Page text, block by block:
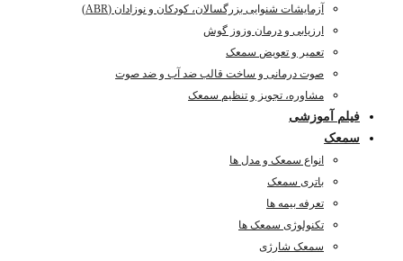
آزمایشات شنوایی بزرگسالان، کودکان و نوزادان (ABR)
ارزیابی و درمان وزوز گوش
تعمیر و تعویض سمعک
صوت درمانی و ساخت قالب ضد آب و ضد صوت
مشاوره، تجویز و تنظیم سمعک
فیلم آموزشی
سمعک
انواع سمعک و مدل ها
باتری سمعک
تعرفه بیمه ها
تکنولوژی سمعک ها
سمعک شارژی